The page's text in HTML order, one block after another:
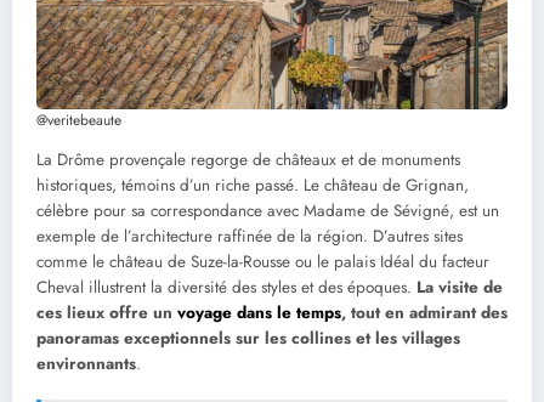
@veritebeaute
La Drôme provençale regorge de châteaux et de monuments
historiques, témoins d’un riche passé. Le château de Grignan,
célèbre pour sa correspondance avec Madame de Sévigné, est un
exemple de l’architecture raffinée de la région. D’autres sites
comme le château de Suze-la-Rousse ou le palais Idéal du facteur
Cheval illustrent la diversité des styles et des époques. La visite de
ces lieux offre un voyage dans le temps, tout en admirant des
panoramas exceptionnels sur les collines et les villages
environnants.